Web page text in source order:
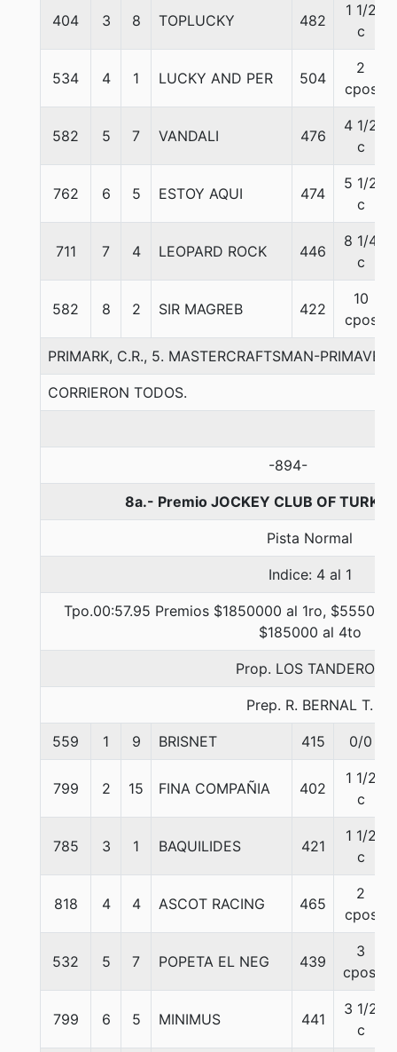
404 3 8 TOPLUCKY 482
1 1/2
c
534 4 1 LUCKY AND PER 504
2
cpos
582 5 7 VANDALI 476
4 1/2
c
762 6 5 ESTOY AQUI 474
5 1/2
c
711 7 4 LEOPARD ROCK 446
8 1/4
c
582 8 2 SIR MAGREB 422
10
cpos
PRIMARK, C.R., 5. MASTERCRAFTSMAN-
CORRIERON TODOS.
-894-
8a.- Premio JOCKEY CLUB OF
Pista Normal
Indice: 4 al 1
Tpo.00:57.95 Premios $1850000 al 1ro,
$185000 al 4to
Prop. LOS TANDEROS
Prep. R. BERNAL T.
559 1 9 BRISNET 415 0/0
799 2 15 FINA COMPAÑIA 402
1 1/2
c
785 3 1 BAQUILIDES 421
1 1/2
c
818 4 4 ASCOT RACING 465
2
cpos
532 5 7 POPETA EL NEG 439
3
cpos.
799 6 5 MINIMUS 441
3 1/2
c